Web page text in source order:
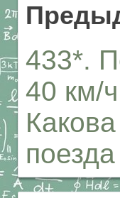
433*.
40 км/